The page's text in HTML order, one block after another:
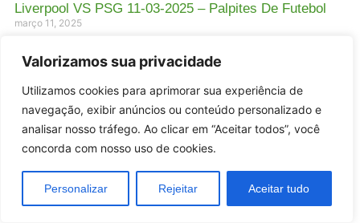
Valorizamos sua privacidade
Utilizamos cookies para aprimorar sua experiência de
navegação, exibir anúncios ou conteúdo personalizado e
analisar nosso tráfego. Ao clicar em “Aceitar todos”, você
concorda com nosso uso de cookies.
Personalizar Rejeitar Aceitar tudo
Liverpool VS PSG 11-03-2025 – Palpites De Futebol
março 11, 2025
De Futebol
PSG VS Liverpool 05-03-2025 – Palpites De Futebol
março 5, 2025
Real Madrid VS Atlético Madrid 04-03-2025 – Palpites
De Futebol
março 4, 2025
West Ham VS Leicester 27-02-2025 – Palpites De
Futebol